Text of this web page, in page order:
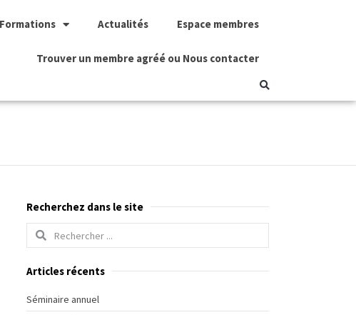
Formations Actualités Espace membres
Trouver un membre agréé ou Nous contacter
Recherchez dans le site
Articles récents
Séminaire annuel